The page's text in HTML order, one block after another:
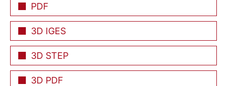
PDF
3D IGES
3D STEP
3D PDF